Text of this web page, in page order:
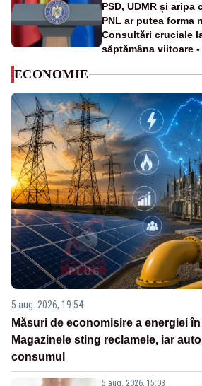
PSD, UDMR și aripa
PNL ar putea forma
Consultări cruciale
săptămâna viitoare -
ECONOMIE
5 aug. 2026, 19:54
Măsuri de economisire a energiei
Magazinele sting reclamele, iar
consumul
5 aug. 2026, 15:03